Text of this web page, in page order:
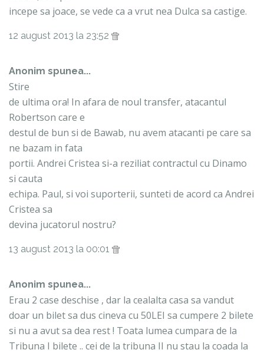
incepe sa joace, se vede ca a vrut nea Dulca sa castige.
12 august 2013 la 23:52
Anonim spunea...
Stire
de ultima ora! In afara de noul transfer, atacantul
Robertson care e
destul de bun si de Bawab, nu avem atacanti pe care sa
ne bazam in fata
portii. Andrei Cristea si-a reziliat contractul cu Dinamo
si cauta
echipa. Paul, si voi suporterii, sunteti de acord ca Andrei
Cristea sa
devina jucatorul nostru?
13 august 2013 la 00:01
Anonim spunea...
Erau 2 case deschise , dar la cealalta casa sa vandut
doar un bilet sa dus cineva cu 50LEI sa cumpere 2 bilete
si nu a avut sa dea rest ! Toata lumea cumpara de la
Tribuna I bilete .. cei de la tribuna II nu stau la coada la